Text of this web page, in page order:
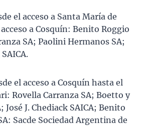
el acceso a Santa María de
a Cosquín: Benito Roggio
SA; Paolini Hermanos SA;
el acceso a Cosquín hasta el
Rovella Carranza SA; Boetto y
J. Chediack SAICA; Benito
Sacde Sociedad Argentina de